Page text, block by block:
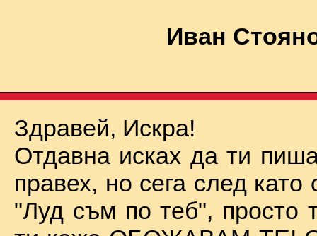
Иван
Здравей, Искра!
Отдавна исках да ти
правех, но сега след като
"Луд съм по теб", просто